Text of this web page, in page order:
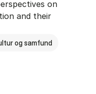
on
and their
og samfund